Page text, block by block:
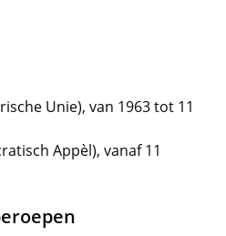
Unie), van 1963 tot 11
Appèl), vanaf 11